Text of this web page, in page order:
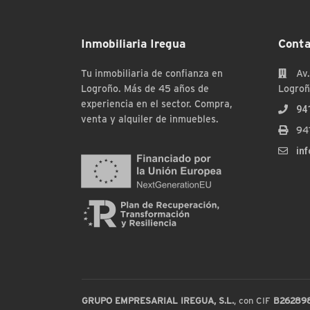
Inmobiliaria Iregua
Tu inmobiliaria de confianza en
Logroño. Más de 45 años de
experiencia en el sector. Compra,
venta y alquiler de inmuebles.
GRUPO EMPRESARIAL IREGUA, S.L., con CIF